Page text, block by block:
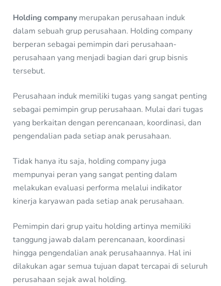
Holding company merupakan perusahaan induk
dalam sebuah grup perusahaan. Holding company
berperan sebagai pemimpin dari perusahaan-
perusahaan yang menjadi bagian dari grup bisnis
tersebut.
Perusahaan induk memiliki tugas yang sangat penting
sebagai pemimpin grup perusahaan. Mulai dari tugas
yang berkaitan dengan perencanaan, koordinasi, dan
pengendalian pada setiap anak perusahaan.
Tidak hanya itu saja, holding company juga
mempunyai peran yang sangat penting dalam
melakukan evaluasi performa melalui indikator
kinerja karyawan pada setiap anak perusahaan.
Pemimpin dari grup yaitu holding artinya memiliki
tanggung jawab dalam perencanaan, koordinasi
hingga pengendalian anak perusahaannya. Hal ini
dilakukan agar semua tujuan dapat tercapai di seluruh
perusahaan sejak awal holding.